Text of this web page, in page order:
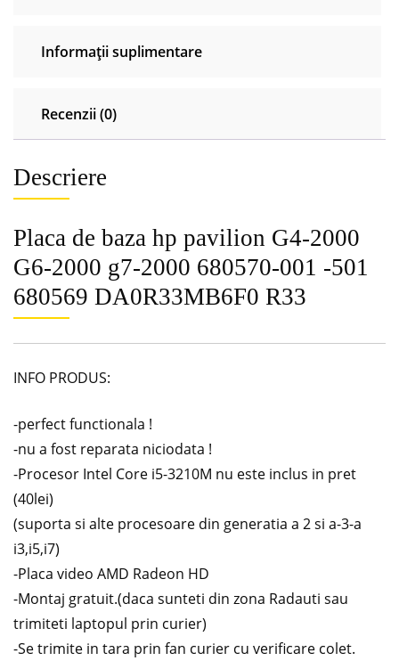
Informații suplimentare
Recenzii (0)
Descriere
Placa de baza hp pavilion G4-2000
G6-2000 g7-2000 680570-001 -501
680569 DA0R33MB6F0 R33
INFO PRODUS:
-perfect functionala !
-nu a fost reparata niciodata !
-Procesor Intel Core i5-3210M nu este inclus in pret
(40lei)
(suporta si alte procesoare din generatia a 2 si a-3-a
i3,i5,i7)
-Placa video AMD Radeon HD
-Montaj gratuit.(daca sunteti din zona Radauti sau
trimiteti laptopul prin curier)
-Se trimite in tara prin fan curier cu verificare colet.